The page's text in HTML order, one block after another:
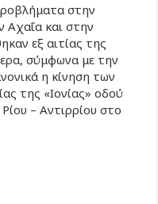
στην
και στην
εξ αιτίας της
σύμφωνα με την
η κίνηση των
της «Ιονίας» οδού
– Αντιρρίου στο